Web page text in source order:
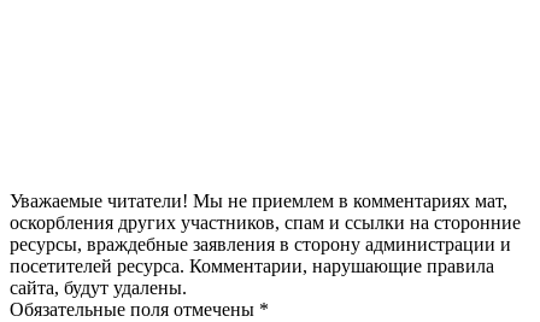
Уважаемые читатели! Мы не приемлем в комментариях мат,
оскорбления других участников, спам и ссылки на сторонние
ресурсы, враждебные заявления в сторону администрации и
посетителей ресурса. Комментарии, нарушающие правила
сайта, будут удалены.
Обязательные поля отмечены *